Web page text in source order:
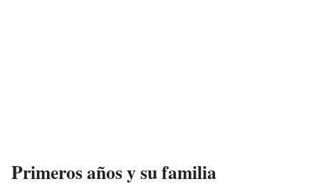
Primeros años y su familia